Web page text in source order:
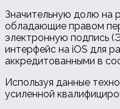
Значительную долю на
обладающие правом
электронную подпись
интерфейс на iOS для
аккредитованными в
Используя данные
усиленной